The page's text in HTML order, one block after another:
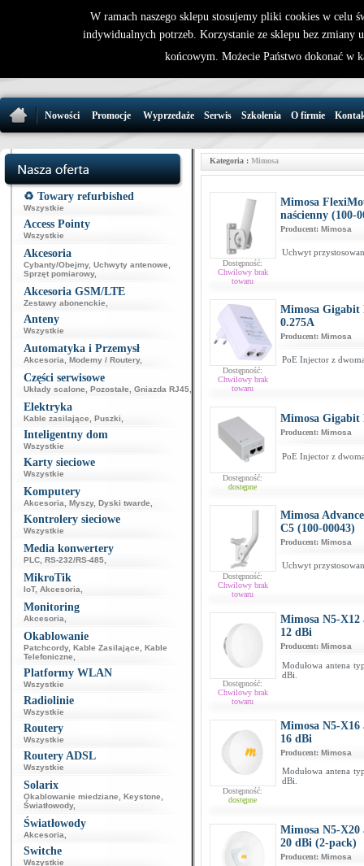
32 721 86
Nowości Promocje Wyprzedaże Serwis Szkolenia O firmie
♻️ Towary refurbished
Wszystkie
Access Pointy
Wszystkie
Akcesoria
Cybanty/Obejmy, Uchwyty antenowe
Sprzęt pomiarowy,
Akcesoria GSM/LTE
Zestawy abonenckie
Anteny
Wszystkie
Automatyka i Przemysł
Akcesoria Modemy / Routery,
Części serwisowe
Układy scalone Pozostałe Gniazda RJ45
Elektryka
Kable zasilające Puszki
Inteligentny dom
Wszystkie
Karty sieciowe
Wszystkie
Komputery
Akcesoria Myszy, Dyski twarde
Kontrolery sieciowe
Wszystkie
Media konwertery
PLC RS-232/RS-485
MikroTik
IoT, Akcesoria
Monitoring
Akcesoria
Okablowanie
Patchcordy, Kable Zasilające
Kable
Telefoniczne
Platformy WLAN
Wszystkie
Radiolinie
Wszystkie
Routery
Wszystkie
Routery ADSL
Wszystkie
Solarix
Okablowanie miedziane Keystone
Światłowody,
Światłowody
Akcesoria
Switche
Wszystkie
Kategoria : Mimosa
Dostępność:
Chwilowy brak
towaru
Mimosa
naścienny (100-
Producent: Mimosa
Uchwyt
Dostępność:
Chwilowy brak
towaru
Mimosa Gigabit
0.275A
Producent: Mimosa
PoE Injector z
Dostępność:
dostępne
Mimosa Gigabit
Producent: Mimosa
PoE Injector z
Dostępność:
Chwilowy brak
towaru
Mimosa
C5 (100‐00043)
Producent: Mimosa
Uchwyt
Dostępność:
Chwilowy brak
towaru
Mimosa N5-X12
12 dBi
Producent: Mimosa
Modułowa antena
dBi.
Dostępność:
dostępne
Mimosa N5-X16
16 dBi
Producent: Mimosa
Modułowa antena
dBi.
Mimosa N5-X20
20 dBi (2-pack)
Producent: Mimosa
W ramach naszego sklepu stosujemy pliki cookies w celu
indywidualnych potrzeb. Korzystanie ze sklepu bez zmiany
końcowym. Możecie Państwo dokonać w